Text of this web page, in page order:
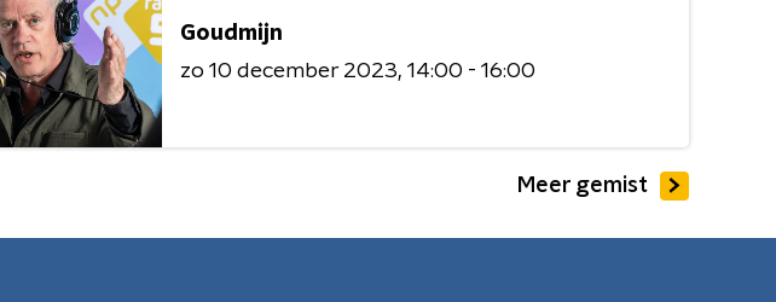
Goudmijn
zo 10 december 2023 14:00 - 16:00
Meer gemist